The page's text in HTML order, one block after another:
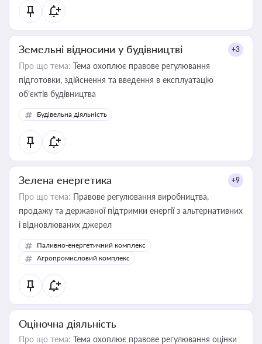
Земельні відносини у будівництві +3
Про що тема: Тема охоплює правове регулювання
підготовки, здійснення та введення в експлуатацію
об’єктів будівництва
Будівельна діяльність
Зелена енергетика +9
Про що тема: Правове регулювання виробництва,
продажу та державної підтримки енергії з альтернативних
і відновлюваних джерел
Паливно-енергетичний комплекс
Агропромисловий комплекс
Оціночна діяльність
Про що тема: Тема охоплює правове регулювання оцінки